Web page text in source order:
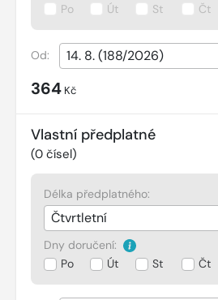
Po
Út St Čt
Od:
364 Kč
Vlastní předplatné
(0 čísel)
Délka předplatného:
Dny doručení:
Po
Út St Čt